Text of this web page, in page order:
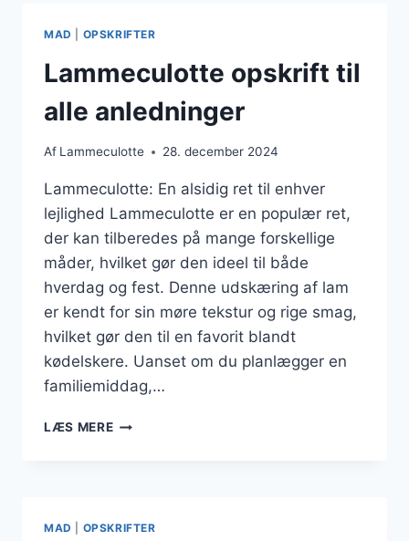
MAD OPSKRIFTER
Lammeculotte opskrift til
alle anledninger
Af Lammeculotte 28. december 2024
Lammeculotte: En alsidig ret til enhver
lejlighed Lammeculotte er en populær ret,
der kan tilberedes på mange forskellige
måder, hvilket gør den ideel til både
hverdag og fest. Denne udskæring af lam
er kendt for sin møre tekstur og rige smag,
hvilket gør den til en favorit blandt
kødelskere. Uanset om du planlægger en
familiemiddag,…
LÆS MERELAMMECULOTTE
MAD OPSKRIFTER